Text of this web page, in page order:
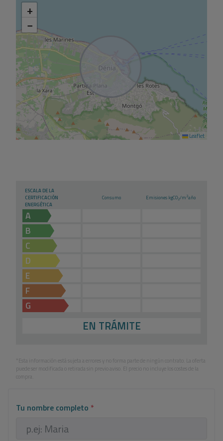
+
−
Leaflet
ESCALA DE LA
CERTIFICACIÓN
ENERGÉTICA
Consumo Emisiones kgCO2/m2año
A
B
C
D
E
F
G
EN TRÁMITE
*Esta información está sujeta a errores y no forma parte de ningún contrato. La oferta
puede ser modificada o retirada sin previo aviso. El precio no incluye los costes de la
compra.
Tu nombre completo *